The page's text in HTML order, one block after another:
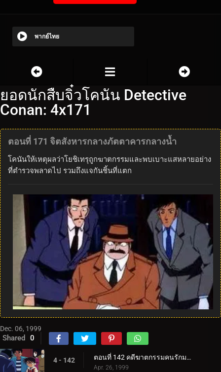
พากย์ไทย
ยอดนักสืบจิ๋วโคนัน Detective
Conan: 4x171
ตอนที่ 171 จิตสังหารกลางภัตตาคารกลางน้ำ
โคนันให้เหตุผลว่าโยชิเทรุถูกฆาตกรรมและพบเบาะแสหลายอย่าง
ที่ตำรวจพลาดไป รวมถึงแจกันชิ้นที่แตก
Dec. 06, 1999
Shared 0
4 - 142 ตอนที่ 142 คดีฆาตกรรมคนรักมายากล (ภาคคดี)
Apr. 26, 1999